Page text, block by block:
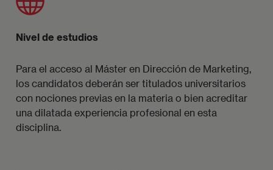
Nivel de estudios
Para el acceso al Máster en Dirección de Marketing,
los candidatos deberán ser titulados universitarios
con nociones previas en la materia o bien acreditar
una dilatada experiencia profesional en esta
disciplina.